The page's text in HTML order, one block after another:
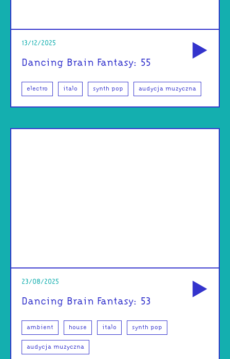
13/12/2025
Dancing Brain Fantasy: 55
electro italo synth pop audycja muzyczna
23/08/2025
Dancing Brain Fantasy: 53
ambient house italo synth pop
audycja muzyczna